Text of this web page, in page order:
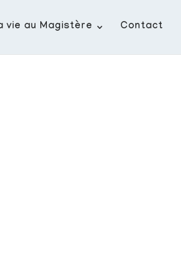
vie au Magistère Contact